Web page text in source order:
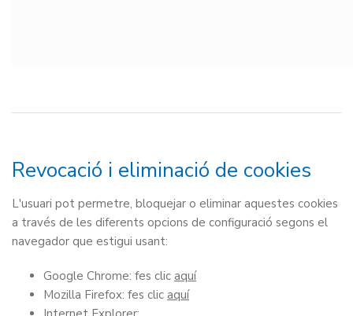
Revocació i eliminació de cookies
L'usuari pot permetre, bloquejar o eliminar aquestes cookies
a través de les diferents opcions de configuració segons el
navegador que estigui usant:
Google Chrome: fes clic aquí
Mozilla Firefox: fes clic aquí